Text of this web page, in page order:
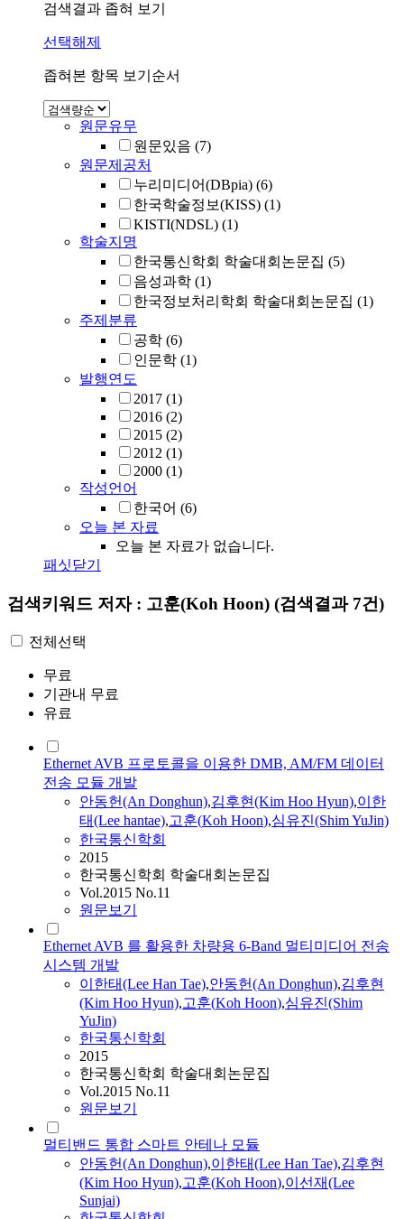
검색결과 좁혀 보기
선택해제
좁혀본 항목 보기순서
원문유무
원문있음 (7)
원문제공처
누리미디어(DBpia) (6)
한국학술정보(KISS) (1)
KISTI(NDSL) (1)
학술지명
한국통신학회 학술대회논문집 (5)
음성과학 (1)
한국정보처리학회 학술대회논문집 (1)
주제분류
공학 (6)
인문학 (1)
발행연도
2017 (1)
2016 (2)
2015 (2)
2012 (1)
2000 (1)
작성언어
한국어 (6)
오늘 본 자료
오늘 본 자료가 없습니다.
패싯닫기
검색키워드 저자 : 고훈(Koh Hoon) (검색결과 7건)
전체선택
무료
기관내 무료
유료
Ethernet AVB 프로토콜을 이용한 DMB, AM/FM 데이터
전송 모듈 개발
안동헌(An Donghun),김후현(Kim Hoo Hyun),이한
태(Lee hantae),고훈(Koh Hoon),심유진(Shim YuJin)
한국통신학회
2015
한국통신학회 학술대회논문집
Vol.2015 No.11
원문보기
Ethernet AVB 를 활용한 차량용 6-Band 멀티미디어 전송
시스템 개발
이한태(Lee Han Tae),안동헌(An Donghun),김후현
(Kim Hoo Hyun),고훈(Koh Hoon),심유진(Shim
YuJin)
한국통신학회
2015
한국통신학회 학술대회논문집
Vol.2015 No.11
원문보기
멀티밴드 통합 스마트 안테나 모듈
안동헌(An Donghun),이한태(Lee Han Tae),김후현
(Kim Hoo Hyun),고훈(Koh Hoon),이선재(Lee
Sunjai)